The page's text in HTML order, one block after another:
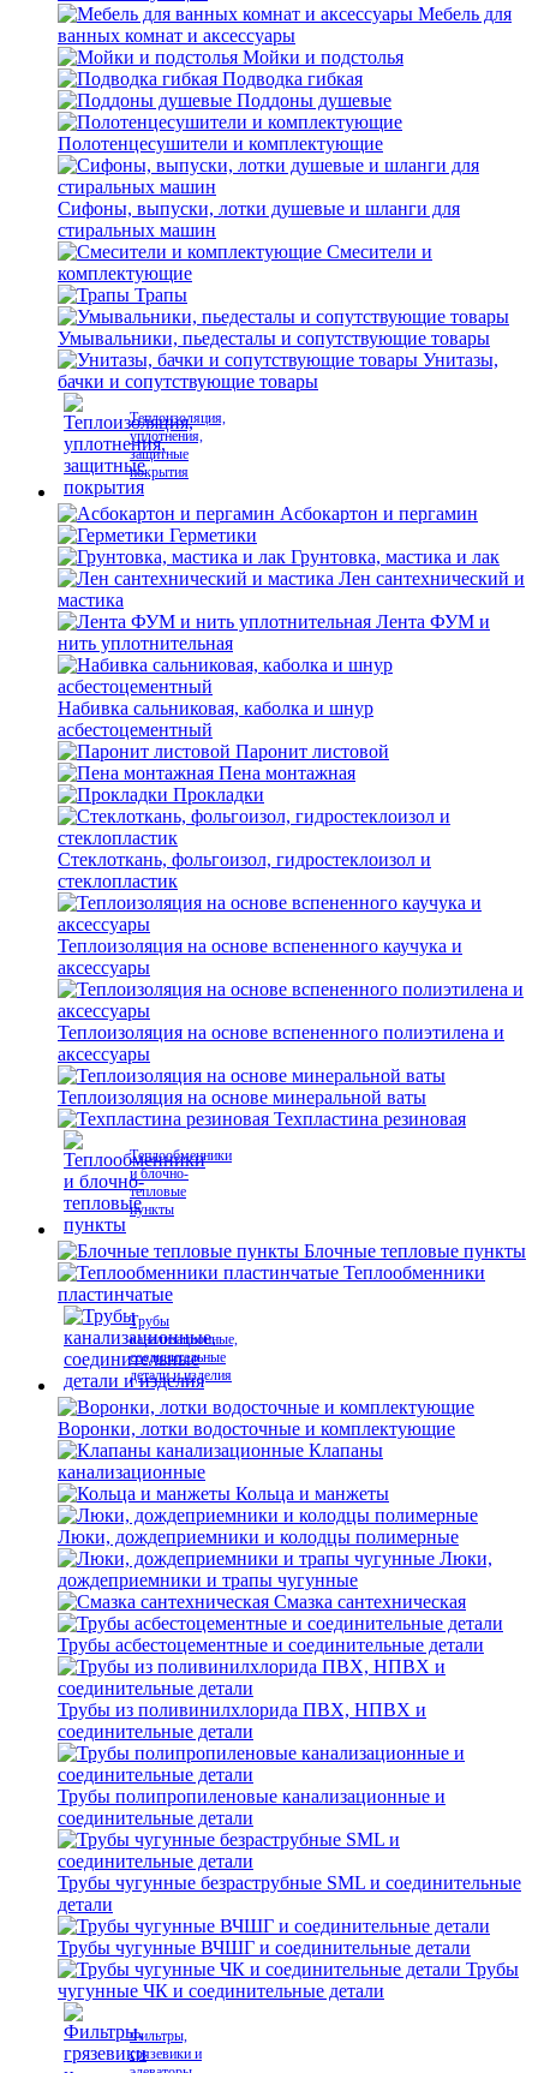
Мебель для
ванных комнат и аксессуары
Мойки и подстолья
Подводка гибкая
Поддоны душевые
Полотенцесушители и комплектующие
Сифоны, выпуски, лотки душевые и шланги для
стиральных машин
Смесители и
комплектующие
Трапы
Умывальники, пьедесталы и сопутствующие товары
Унитазы,
бачки и сопутствующие товары
Теплоизоляция,
уплотнения,
защитные
покрытия
Асбокартон и пергамин
Герметики
Грунтовка, мастика и лак
Лен сантехнический и
мастика
Лента ФУМ и
нить уплотнительная
Набивка сальниковая, каболка и шнур
асбестоцементный
Паронит листовой
Пена монтажная
Прокладки
Стеклоткань, фольгоизол, гидростеклоизол и
стеклопластик
Теплоизоляция на основе вспененного каучука и
аксессуары
Теплоизоляция на основе вспененного полиэтилена и
аксессуары
Теплоизоляция на основе минеральной ваты
Техпластина резиновая
Теплообменники
и блочно-
тепловые
пункты
Блочные тепловые пункты
Теплообменники
пластинчатые
Трубы
канализационные,
соединительные
детали и изделия
Воронки, лотки водосточные и комплектующие
Клапаны
канализационные
Кольца и манжеты
Люки, дождеприемники и колодцы полимерные
Люки,
дождеприемники и трапы чугунные
Смазка сантехническая
Трубы асбестоцементные и соединительные детали
Трубы из поливинилхлорида ПВХ, НПВХ и
соединительные детали
Трубы полипропиленовые канализационные и
соединительные детали
Трубы чугунные безраструбные SML и соединительные
детали
Трубы чугунные ВЧШГ и соединительные детали
Трубы
чугунные ЧК и соединительные детали
Фильтры,
грязевики и